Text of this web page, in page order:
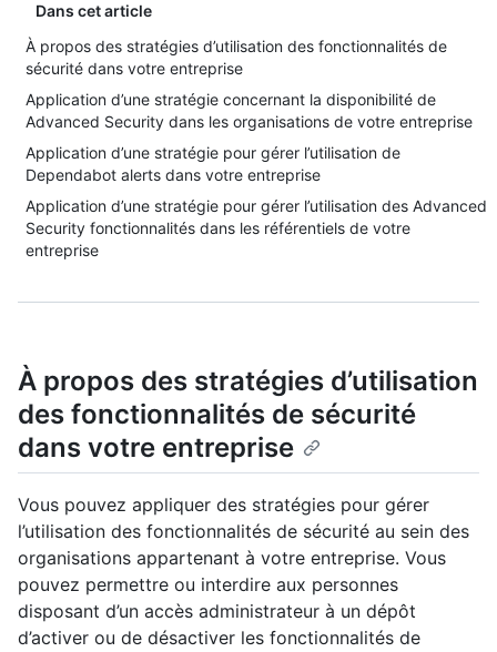
Dans cet article
À propos des stratégies d’utilisation des fonctionnalités de
sécurité dans votre entreprise
Application d’une stratégie concernant la disponibilité de
Advanced Security dans les organisations de votre entreprise
Application d’une stratégie pour gérer l’utilisation de
Dependabot alerts dans votre entreprise
Application d’une stratégie pour gérer l’utilisation des Advanced
Security fonctionnalités dans les référentiels de votre
entreprise
À propos des stratégies d’utilisation
des fonctionnalités de sécurité
dans votre entreprise
Vous pouvez appliquer des stratégies pour gérer
l’utilisation des fonctionnalités de sécurité au sein des
organisations appartenant à votre entreprise. Vous
pouvez permettre ou interdire aux personnes
disposant d’un accès administrateur à un dépôt
d’activer ou de désactiver les fonctionnalités de